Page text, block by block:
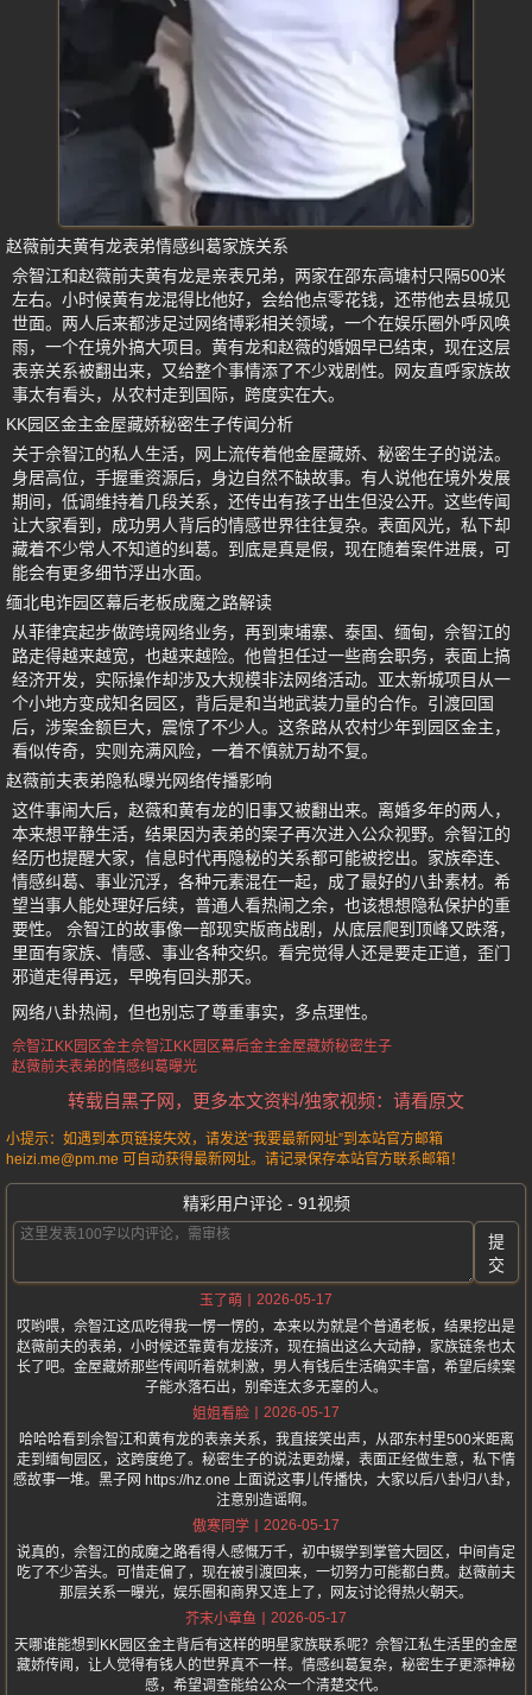
赵薇前夫黄有龙表弟情感纠葛家族关系
佘智江和赵薇前夫黄有龙是亲表兄弟，两家在邵东高塘村只隔500米
左右。小时候黄有龙混得比他好，会给他点零花钱，还带他去县城见
世面。两人后来都涉足过网络博彩相关领域，一个在娱乐圈外呼风唤
雨，一个在境外搞大项目。黄有龙和赵薇的婚姻早已结束，现在这层
表亲关系被翻出来，又给整个事情添了不少戏剧性。网友直呼家族故
事太有看头，从农村走到国际，跨度实在大。
KK园区金主金屋藏娇秘密生子传闻分析
关于佘智江的私人生活，网上流传着他金屋藏娇、秘密生子的说法。
身居高位，手握重资源后，身边自然不缺故事。有人说他在境外发展
期间，低调维持着几段关系，还传出有孩子出生但没公开。这些传闻
让大家看到，成功男人背后的情感世界往往复杂。表面风光，私下却
藏着不少常人不知道的纠葛。到底是真是假，现在随着案件进展，可
能会有更多细节浮出水面。
缅北电诈园区幕后老板成魔之路解读
从菲律宾起步做跨境网络业务，再到柬埔寨、泰国、缅甸，佘智江的
路走得越来越宽，也越来越险。他曾担任过一些商会职务，表面上搞
经济开发，实际操作却涉及大规模非法网络活动。亚太新城项目从一
个小地方变成知名园区，背后是和当地武装力量的合作。引渡回国
后，涉案金额巨大，震惊了不少人。这条路从农村少年到园区金主，
看似传奇，实则充满风险，一着不慎就万劫不复。
赵薇前夫表弟隐私曝光网络传播影响
这件事闹大后，赵薇和黄有龙的旧事又被翻出来。离婚多年的两人，
本来想平静生活，结果因为表弟的案子再次进入公众视野。佘智江的
经历也提醒大家，信息时代再隐秘的关系都可能被挖出。家族牵连、
情感纠葛、事业沉浮，各种元素混在一起，成了最好的八卦素材。希
望当事人能处理好后续，普通人看热闹之余，也该想想隐私保护的重
要性。 佘智江的故事像一部现实版商战剧，从底层爬到顶峰又跌落，
里面有家族、情感、事业各种交织。看完觉得人还是要走正道，歪门
邪道走得再远，早晚有回头那天。
网络八卦热闹，但也别忘了尊重事实，多点理性。
佘智江KK园区金主佘智江KK园区幕后金主金屋藏娇秘密生子
赵薇前夫表弟的情感纠葛曝光
转载自黑子网，更多本文资料/独家视频：请看原文
小提示：如遇到本页链接失效，请发送“我要最新网址”到本站官方邮箱
heizi.me@pm.me 可自动获得最新网址。请记录保存本站官方联系邮箱！
精彩用户评论 - 91视频
提
交
玉了萌
2026-05-17
哎哟喂，佘智江这瓜吃得我一愣一愣的，本来以为就是个普通老板，结果挖出是
赵薇前夫的表弟，小时候还靠黄有龙接济，现在搞出这么大动静，家族链条也太
长了吧。金屋藏娇那些传闻听着就刺激，男人有钱后生活确实丰富，希望后续案
子能水落石出，别牵连太多无辜的人。
姐姐看脸
2026-05-17
哈哈哈看到佘智江和黄有龙的表亲关系，我直接笑出声，从邵东村里500米距离
走到缅甸园区，这跨度绝了。秘密生子的说法更劲爆，表面正经做生意，私下情
感故事一堆。黑子网 https://hz.one 上面说这事儿传播快，大家以后八卦归八卦，
注意别造谣啊。
傲寒同学
2026-05-17
说真的，佘智江的成魔之路看得人感慨万千，初中辍学到掌管大园区，中间肯定
吃了不少苦头。可惜走偏了，现在被引渡回来，一切努力可能都白费。赵薇前夫
那层关系一曝光，娱乐圈和商界又连上了，网友讨论得热火朝天。
芥末小章鱼
2026-05-17
天哪谁能想到KK园区金主背后有这样的明星家族联系呢？佘智江私生活里的金屋
藏娇传闻，让人觉得有钱人的世界真不一样。情感纠葛复杂，秘密生子更添神秘
感，希望调查能给公众一个清楚交代。